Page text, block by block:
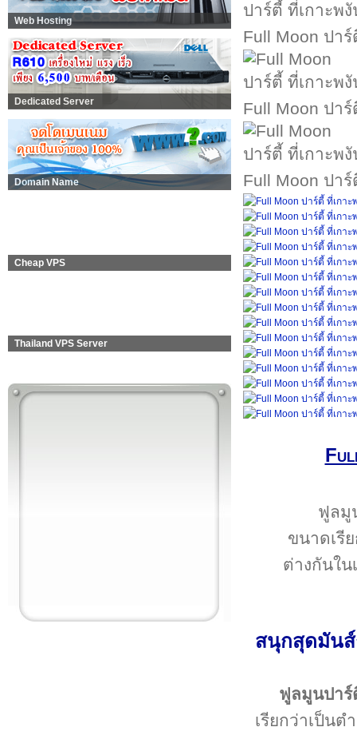
Web Hosting
Dedicated Server
Domain Name
Cheap VPS
Thailand VPS Server
Full Moon ปา
Full Moon ปา
Full Moon ปา
ฟูลมู
ขนาดเรี
ต่างกันใ
สนุกสุดมันส์
ฟูลมูนปาร์
เรียกว่าเป็นต